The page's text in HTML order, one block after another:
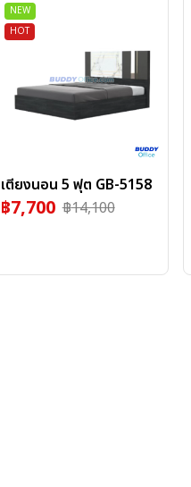
NEW
HOT
เตียงนอน 5 ฟุต GB-5158
฿7,700 ฿14,100